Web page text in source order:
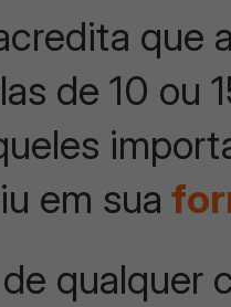
que
de 10 ou
em sua
qualquer